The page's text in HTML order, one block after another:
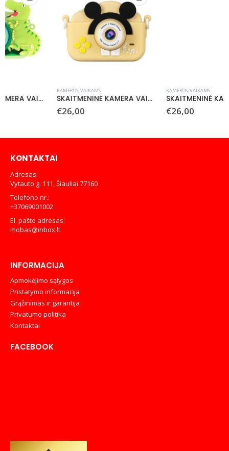
SKAITMENINĖ KAMERA VAIKAMS 1080P „MOUSE YELLOW”
KAMEROS VAIKAMS
€26,00
KONTAKTAI
Adresas:
Vytauto g. 111, Šiauliai 77160
Telefono nr.:
+37069001002
El. pašto adresas:
mobas@inbox.lt
INFORMACIJA
Apmokėjimo sąlygos
Pristatymo informacija
Grąžinimas ir garantija
Privatumo politika
Kontaktai
FACEBOOK